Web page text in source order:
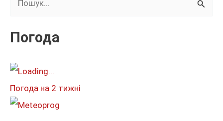
к
т
:
Погода
Погода на 2 тижні